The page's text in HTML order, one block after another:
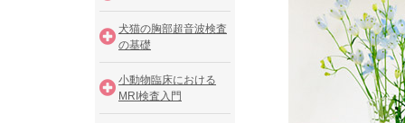
犬猫の胸部超音波検査
の基礎
小動物臨床における
MRI検査入門